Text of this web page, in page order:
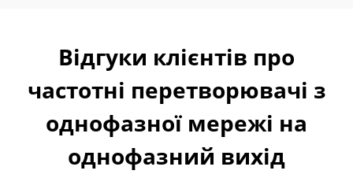
Відгуки клієнтів про
частотні перетворювачі з
однофазної мережі на
однофазний вихід